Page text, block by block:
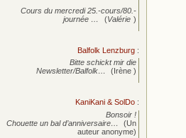
Cours du mercredi 25.-cours/80.-
journée … (Valérie )
Balfolk Lenzburg :
Bitte schickt mir die
Newsletter/Balfolk…
(Irène )
KaniKani & SolDo :
Bonsoir !
Chouette un bal d’anniversaire…
(Un
auteur anonyme)